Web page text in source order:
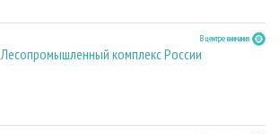
В центре внимания
Лесопромышленный комплекс России